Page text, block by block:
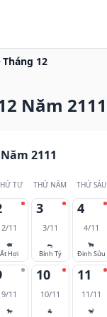
Tháng 12
Năm 2111
2111
TƯ THỨ NĂM THỨ SÁU
2/11
🐖
Ất Hợi
3
3/11
🐀
Bính Tý
4
4/11
🐂
Đinh Sửu
9/11
🐎
10
10/11
🐐
11
11/11
🐒